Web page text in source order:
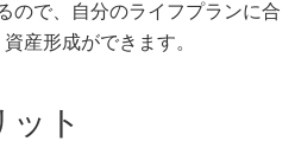
ので、自分のライフプランに合
産形成ができます。
ト